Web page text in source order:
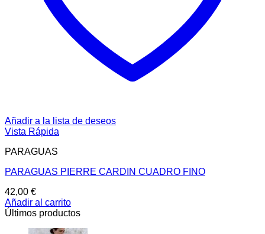
Añadir a la lista de deseos
Vista Rápida
PARAGUAS
PARAGUAS PIERRE CARDIN CUADRO FINO
42,00 €
Añadir al carrito
Últimos productos